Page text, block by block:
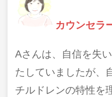
カウンセラ
Aさんは、自信を失
たしていましたが、
チルドレンの特性を